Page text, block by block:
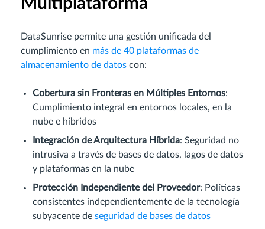
DataSunrise permite una gestión unificada del
cumplimiento en más de 40 plataformas de
almacenamiento de datos con:
Cobertura sin Fronteras en Múltiples Entornos:
Cumplimiento integral en entornos locales, en la
nube e híbridos
Integración de Arquitectura Híbrida: Seguridad no
intrusiva a través de bases de datos, lagos de datos
y plataformas en la nube
Protección Independiente del Proveedor: Políticas
consistentes independientemente de la tecnología
subyacente de seguridad de bases de datos